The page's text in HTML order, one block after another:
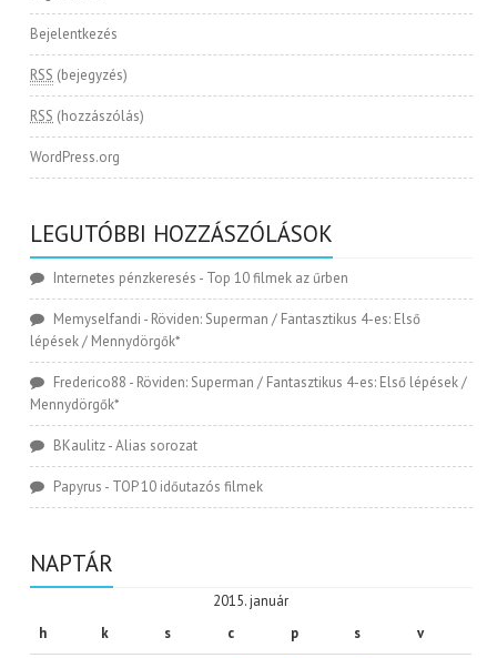
Bejelentkezés
RSS (bejegyzés)
RSS (hozzászólás)
WordPress.org
LEGUTÓBBI HOZZÁSZÓLÁSOK
Internetes pénzkeresés - Top 10 filmek az űrben
Memyselfandi - Röviden: Superman / Fantasztikus 4-es: Első
lépések / Mennydörgők*
Frederico88 - Röviden: Superman / Fantasztikus 4-es: Első lépések /
Mennydörgők*
BKaulitz-Alias sorozat
Papyrus - TOP 10 időutazós filmek
NAPTÁR
2015. január
h
k s c p s v